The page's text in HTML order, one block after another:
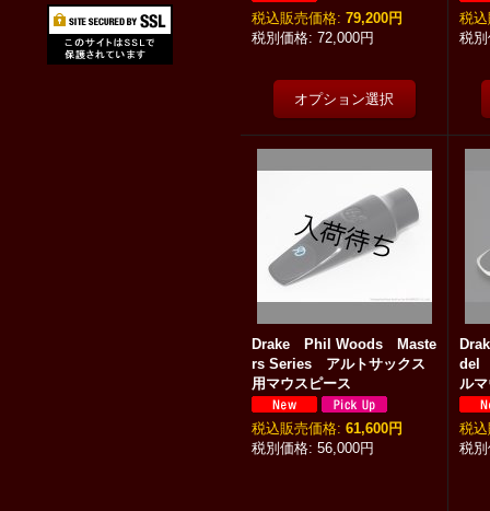
72,000円
税込 : 79,200円 税込
Drake Phil Woods Maste
rs Series アルトサックス
用マウスピース
56,000円
税込 : 61,600円
del
ル
税込